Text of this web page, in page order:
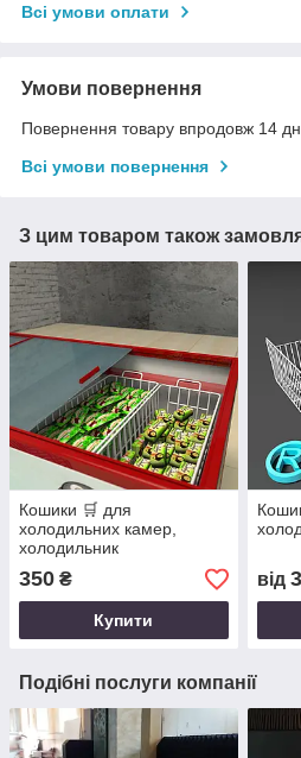
Всі умови оплати
Умови повернення
Повернення товару впродовж 14
Всі умови повернення
З цим товаром також
Кошики 🛒 для
холодильних камер,
холодильник
350 ₴
Купити
від
Подібні послуги компанії